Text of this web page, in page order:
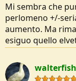
Mi sembra che
perlomeno +/-
aumento. Ma
esiguo quello